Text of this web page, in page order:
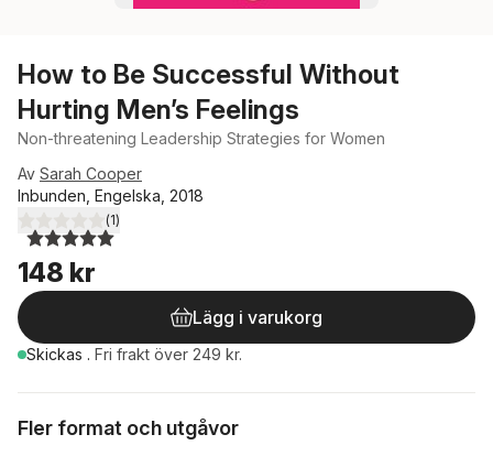
How to Be Successful Without
Hurting Men’s Feelings
Non-threatening Leadership Strategies for Women
Av Sarah Cooper
Inbunden, Engelska, 2018
5,0utav 5 stjärnor. Totalt antal röster:
(1)
148 kr
Lägg i varukorg
Skickas . Fri frakt över 249 kr.
Fler format och utgåvor